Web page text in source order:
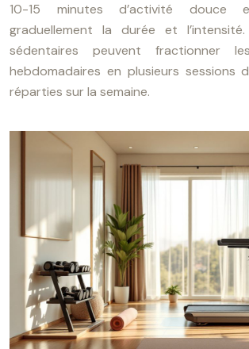
10-15 minutes d’activité douce
graduellement la durée et
sédentaires peuvent fractionner
hebdomadaires en plusieurs sessions
réparties sur la semaine.